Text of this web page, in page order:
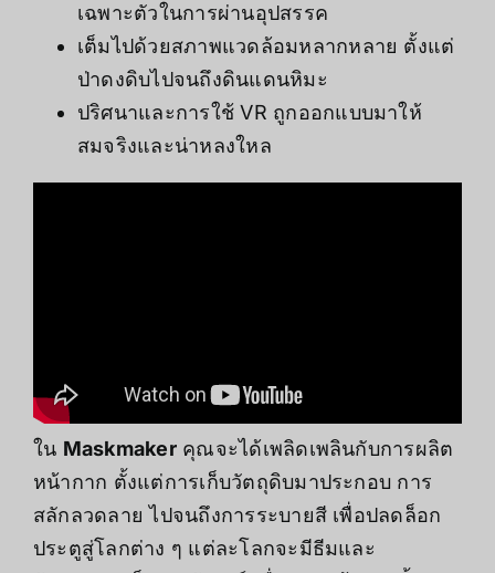
เฉพาะตัวในการผ่านอุปสรรค
เต็มไปด้วยสภาพแวดล้อมหลากหลาย ตั้งแต่
ป่าดงดิบไปจนถึงดินแดนหิมะ
ปริศนาและการใช้ VR ถูกออกแบบมาให้
สมจริงและน่าหลงใหล
ใน Maskmakerคุณจะได้เพลิดเพลินกับการผลิต
หน้ากาก ตั้งแต่การเก็บวัตถุดิบมาประกอบ การ
สลักลวดลาย ไปจนถึงการระบายสี เพื่อปลดล็อก
ประตูสู่โลกต่าง ๆ แต่ละโลกจะมีธีมและ